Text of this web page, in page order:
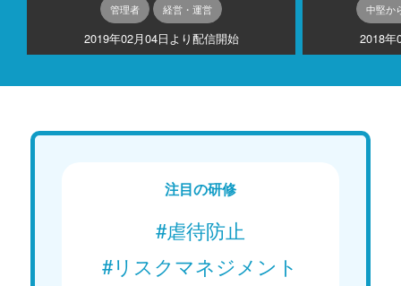
管理者 経営・運営
2019年02月04日より配信開始
中堅か
2018年
注目の研修
#虐待防止
#リスクマネジメント